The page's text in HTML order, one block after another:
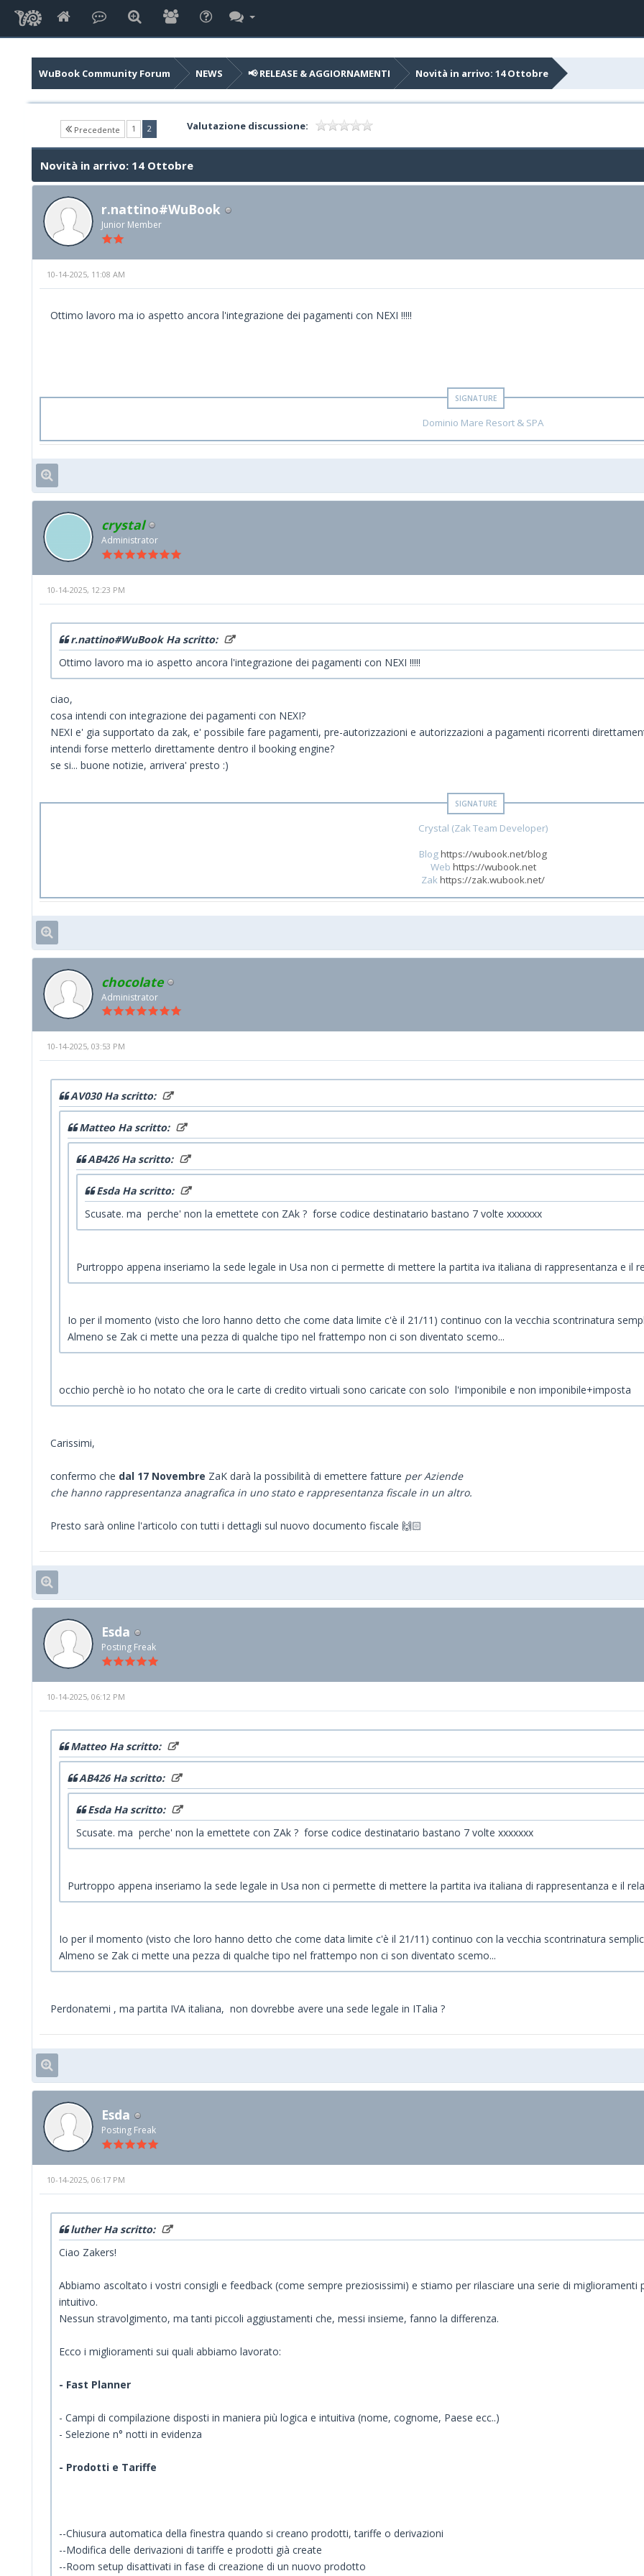
WuBook Community Forum NEWS 📢 RELEASE & AGGIORNAMENTI Novità in arrivo: 14 Ottobre
Precedente 1 2(current) Valutazione discussione:
Novità in arrivo: 14 Ottobre
r.nattino#WuBook
Junior Member
10-14-2025, 11:08 AM
Ottimo lavoro ma io aspetto ancora l'integrazione dei pagamenti con NEXI !!!!!
Dominio Mare Resort & SPA
crystal
Administrator
10-14-2025, 12:23 PM
r.nattino#WuBook Ha scritto:
Ottimo lavoro ma io aspetto ancora l'integrazione dei pagamenti con NEXI !!!!!
ciao,
cosa intendi con integrazione dei pagamenti con NEXI?
NEXI e' gia supportato da zak, e' possibile fare pagamenti, pre-autorizzazioni e autorizzazioni a pagamenti ricorrenti
intendi forse metterlo direttamente dentro il booking engine?
se si... buone notizie, arrivera' presto :)
Crystal (Zak Team Developer)
Bloghttps://wubook.net/blog
Web https://wubook.net
Zak https://zak.wubook.net/
chocolate
Administrator
10-14-2025, 03:53 PM
AV030 Ha scritto:
Matteo Ha scritto:
AB426 Ha scritto:
Esda Ha scritto:
Scusate. ma perche' non la emettete con ZAk ? forse codice destinatario bastano 7 volte xxxxxxx
Purtroppo appena inseriamo la sede legale in Usa non ci permette di mettere la partita iva italiana di rappresentanza e il
Io per il momento (visto che loro hanno detto che come data limite c'è il 21/11) continuo con la vecchia scontrinatura
Almeno se Zak ci mette una pezza di qualche tipo nel frattempo non ci son diventato scemo...
occhio perchè io ho notato che ora le carte di credito virtuali sono caricate con solo l'imponibile e non imponibile+imposta
Carissimi,
confermo che dal 17 Novembre ZaK darà la possibilità di emettere fatture per Aziende
che hanno rappresentanza anagrafica in uno stato e rappresentanza fiscale in un altro.
Presto sarà online l'articolo con tutti i dettagli sul nuovo documento fiscale 🙌🏻
Esda
Posting Freak
10-14-2025, 06:12 PM
Matteo Ha scritto:
AB426 Ha scritto:
Esda Ha scritto:
Scusate. ma perche' non la emettete con ZAk ? forse codice destinatario bastano 7 volte xxxxxxx
Purtroppo appena inseriamo la sede legale in Usa non ci permette di mettere la partita iva italiana di rappresentanza e il
Io per il momento (visto che loro hanno detto che come data limite c'è il 21/11) continuo con la vecchia scontrinatura
Almeno se Zak ci mette una pezza di qualche tipo nel frattempo non ci son diventato scemo...
Perdonatemi , ma partita IVA italiana, non dovrebbe avere una sede legale in ITalia ?
Esda
Posting Freak
10-14-2025, 06:17 PM
luther Ha scritto:
Ciao Zakers!
Abbiamo ascoltato i vostri consigli e feedback (come sempre preziosissimi) e stiamo per rilasciare una serie di miglioramenti
intuitivo.
Nessun stravolgimento, ma tanti piccoli aggiustamenti che, messi insieme, fanno la differenza.
Ecco i miglioramenti sui quali abbiamo lavorato:
- Fast Planner
- Campi di compilazione disposti in maniera più logica e intuitiva (nome, cognome, Paese ecc..)
- Selezione n° notti in evidenza
- Prodotti e Tariffe
--Chiusura automatica della finestra quando si creano prodotti, tariffe o derivazioni
--Modifica delle derivazioni di tariffe e prodotti già create
--Room setup disattivati in fase di creazione di un nuovo prodotto